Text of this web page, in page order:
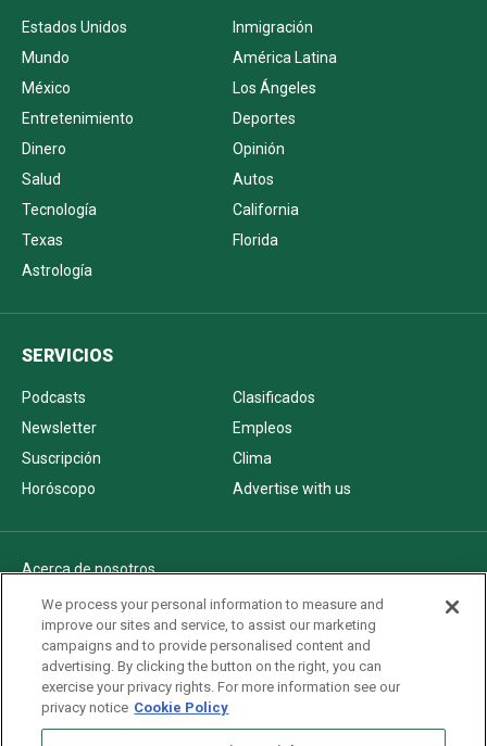
Estados Unidos
Inmigración
Mundo
América Latina
México
Los Ángeles
Entretenimiento
Deportes
Dinero
Opinión
Salud
Autos
Tecnología
California
Texas
Florida
Astrología
SERVICIOS
Podcasts
Clasificados
Newsletter
Empleos
Suscripción
Clima
Horóscopo
Advertise with us
Acerca de nosotros
Politica de privacidad
Pautas Editoriales
AdChoices
Advertise with us
Newsletters
We process your personal information to measure and
improve our sites and service, to assist our marketing
campaigns and to provide personalised content and
advertising. By clicking the button on the right, you can
exercise your privacy rights. For more information see our
privacy notice Cookie Policy